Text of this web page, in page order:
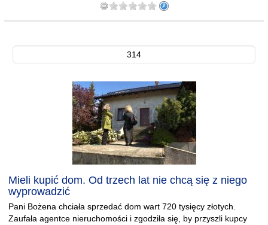
314
Mieli kupić dom. Od trzech lat nie chcą się z niego
wyprowadzić
Pani Bożena chciała sprzedać dom wart 720 tysięcy złotych.
Zaufała agentce nieruchomości i zgodziła się, by przyszli kupcy